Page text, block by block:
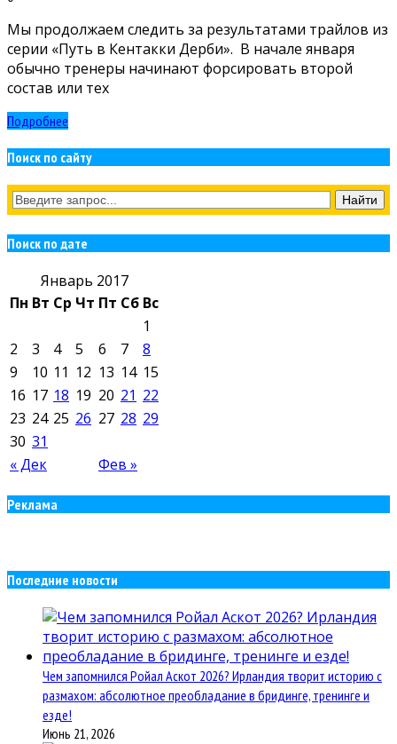
Мы продолжаем следить за результатами трайлов из
серии «Путь в Кентакки Дерби». В начале января
обычно тренеры начинают форсировать второй
состав или тех
Подробнее
Поиск по сайту
Поиск по дате
Январь 2017
Пн Вт Ср Чт Пт Сб Вс
« Дек Фев »
1
2
3 4 5 6 7
8
9
10 11 12 13 14 15
16 17 18 19 20 21 22
23 24 25 26 27 28 29
30 31
Реклама
Последние новости
Чем запомнился Ройал Аскот 2026? Ирландия творит историю с
размахом: абсолютное преобладание в бридинге, тренинге и
езде!
Июнь 21, 2026